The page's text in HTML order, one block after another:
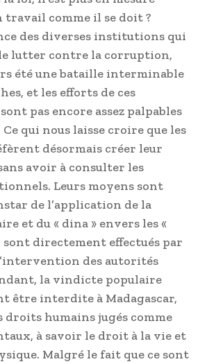
travail comme il se doit ?
des diverses institutions qui
lutter contre la corruption,
été une bataille interminable
et les efforts de ces
pas encore assez palpables
Ce qui nous laisse croire que les
désormais créer leur
avoir à consulter les
Leurs moyens sont
de l’application de la
et du « dina » envers les «
directement effectués par
des autorités
la vindicte populaire
être interdite à Madagascar,
droits humains jugés comme
à savoir le droit à la vie et
Malgré le fait que ce sont